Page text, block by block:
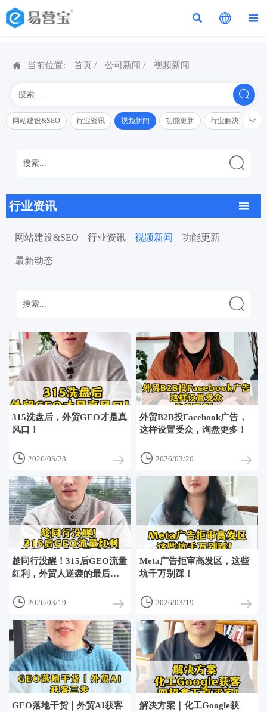
  
 当前位置: 首页 / 公司新闻 / 视频新闻

网站建设&SEO 行业资讯 视频新闻 功能更新 行业解决方案解读


行业资讯 
网站建设&SEO 行业资讯 视频新闻 功能更新
最新动态

315洗盘后，外贸GEO才是真
风口！
 2026/03/23
外贸B2B投Facebook广告，
这样设置受众，询盘更多！
 2026/03/20
趁同行没醒！315后GEO流量
红利，外贸人逆袭的最后机
 2026/03/19
Meta广告拒审高发区，这些
坑千万别踩！
 2026/03/19
GEO落地干货｜外贸AI获客
解决方案｜化工Google获